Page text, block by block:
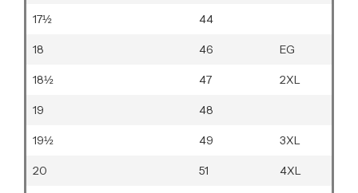
17½ 44
18 46 EG
18½ 47 2XL
19 48
19½ 49 3XL
20 51 4XL